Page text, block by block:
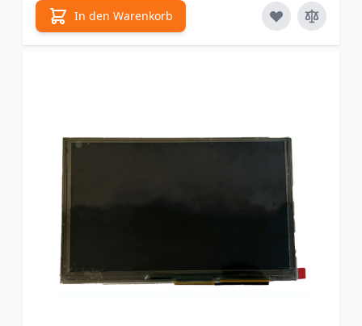
In den Warenkorb